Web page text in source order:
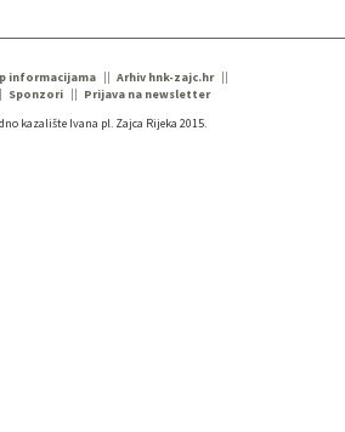
informacijama
Arhiv hnk-zajc.hr
Sponzori
Prijava na newsletter
kazalište Ivana pl. Zajca Rijeka 2015.